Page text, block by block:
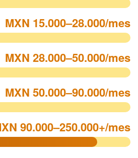
MXN 15.000–28.000/mes
MXN 28.000–50.000/mes
MXN 50.000–90.000/mes
90.000–250.000+/mes